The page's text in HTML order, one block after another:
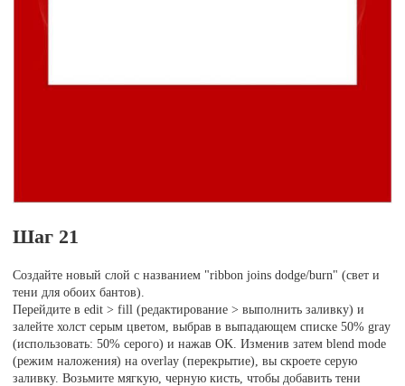
Шаг 21
Создайте новый слой с названием "ribbon joins dodge/burn" (свет и
тени для обоих бантов).
Перейдите в edit > fill (редактирование > выполнить заливку) и
залейте холст серым цветом, выбрав в выпадающем списке 50% gray
(использовать: 50% серого) и нажав OK. Изменив затем blend mode
(режим наложения) на overlay (перекрытие), вы скроете серую
заливку. Возьмите мягкую, черную кисть, чтобы добавить тени